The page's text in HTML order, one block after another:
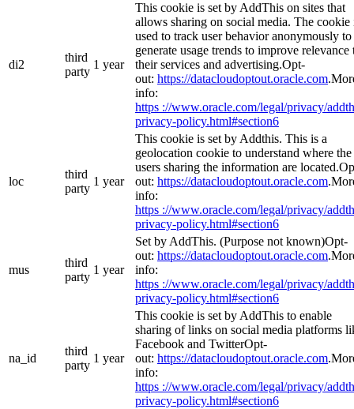
di2
third
party
1 year
This cookie is set by AddThis on sites that
allows sharing on social media. The cookie
used to track user behavior anonymously to
generate usage trends to improve relevance
their services and advertising.Opt-
out: https://datacloudoptout.oracle.com
info:
https ://www.oracle.com/legal/privacy/
privacy-policy.html#section6
loc
third
party
1 year
This cookie is set by Addthis. This is a
geolocation cookie to understand where the
users sharing the information are
out: https://datacloudoptout.oracle.com
info:
https ://www.oracle.com/legal/privacy/
privacy-policy.html#section6
mus
third
party
1 year
Set by AddThis. (Purpose not known)Opt-
out: https://datacloudoptout.oracle.com
info:
https ://www.oracle.com/legal/privacy/
privacy-policy.html#section6
na_id
third
party
1 year
This cookie is set by AddThis to enable
sharing of links on social media platforms
Facebook and TwitterOpt-
out: https://datacloudoptout.oracle.com
info:
https ://www.oracle.com/legal/privacy/
privacy-policy.html#section6